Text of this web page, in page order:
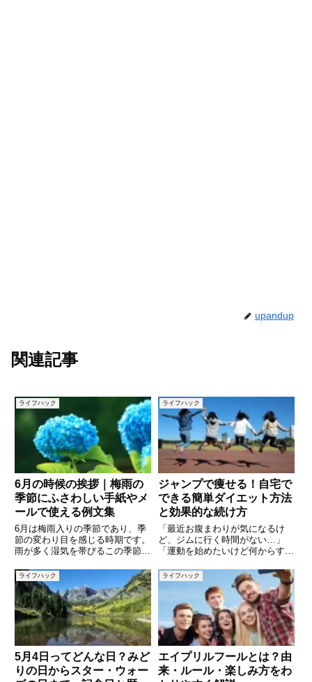
upandup
関連記事
ライフハック
6月の時候の挨拶｜梅雨の
季節にふさわしい手紙やメ
ールで使える例文集
6月は梅雨入りの季節であり、季
節の変わり目を感じる時期です。
雨が多く湿気を帯びるこの季節に
は日本人らしい情緒を込めたいも
のです。この記事では、6月に使
える時候の挨拶について、意味や
使い方をわかりやすく解説し、ビ
ライフハック
ジャンプで痩せる！自宅で
できる簡単ダイエット方法
と効果的な続け方
「最近お腹まわりが気になるけ
ど、ジムに行く時間がない…」
「運動を始めたいけど何からすれ
におすすめなのが「ジャンプ運
動」です。ジャンプは特別な道具
も広いスペースも必要なく、自宅
のちょっとした空間でできるシン
プルな
ライフハック
5月4日ってどんな日？みど
りの日からスター・ウォー
ライフハック
エイプリルフールとは？由
来・ルール・楽しみ方をわ